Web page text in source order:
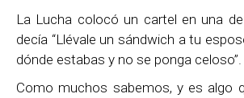
La Lucha colocó un cartel en una
decía “Llévale un sándwich a tu
dónde estabas y no se ponga celoso”.
Como muchos sabemos, y es algo